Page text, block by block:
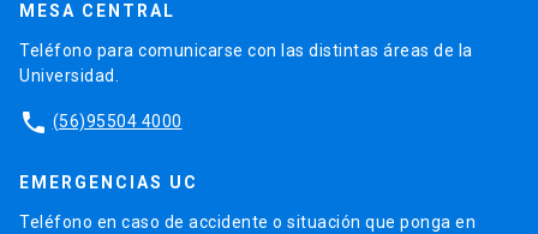
MESA CENTRAL
Teléfono para comunicarse con las distintas áreas de la
Universidad.
phone (56)95504 4000
EMERGENCIAS UC
Teléfono en caso de accidente o situación que ponga en